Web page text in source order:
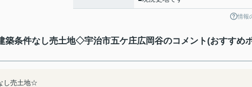
情報
条件なし売土地◇宇治市五ケ庄広岡谷のコメント(おすすめ
し売土地☆